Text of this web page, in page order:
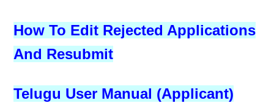
How To Edit Rejected Applications
And Resubmit
Telugu User Manual (Applicant)